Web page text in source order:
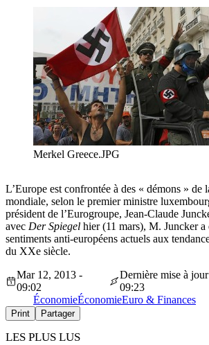
Merkel Greece.JPG
L’Europe est confrontée à des « démons » de
mondiale, selon le premier ministre
président de l’Eurogroupe, Jean-Claude
avec Der Spiegel hier (11 mars), M. Juncker a
sentiments anti-européens actuels aux
du XXe siècle.
Mar 12, 2013 -
09:02
Dernière mise à
09:23
ÉconomieÉconomieEuro & Finances
Print Partager
LES PLUS LUS